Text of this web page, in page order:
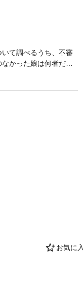
お気に
て調べるうち、不審
かった娘は何者だっ
が気高い生き様を描